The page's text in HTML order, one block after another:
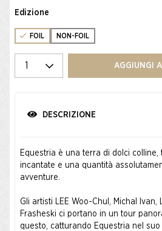
Edizione
FOIL NON-FOIL
Seleziona la quantità
AGGIUNGI
DESCRIZIONE
Equestria è una terra di dolci colline,
incantate e una quantità
avventure.
Gli artisti LEE Woo-Chul, Michal Ivan,
Frasheski ci portano in un tour
questo, catturando Equestria nel